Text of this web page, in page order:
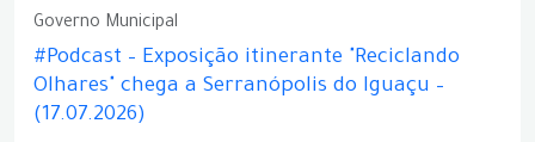
Governo Municipal
#Podcast – Exposição itinerante "Reciclando
Olhares" chega a Serranópolis do Iguaçu –
(17.07.2026)